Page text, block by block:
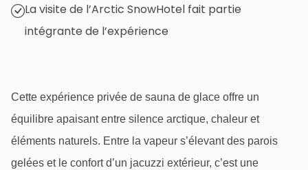
La visite de l’Arctic SnowHotel fait partie
intégrante de l’expérience
Cette expérience privée de sauna de glace offre un
équilibre apaisant entre silence arctique, chaleur et
éléments naturels. Entre la vapeur s’élevant des parois
gelées et le confort d’un jacuzzi extérieur, c’est une